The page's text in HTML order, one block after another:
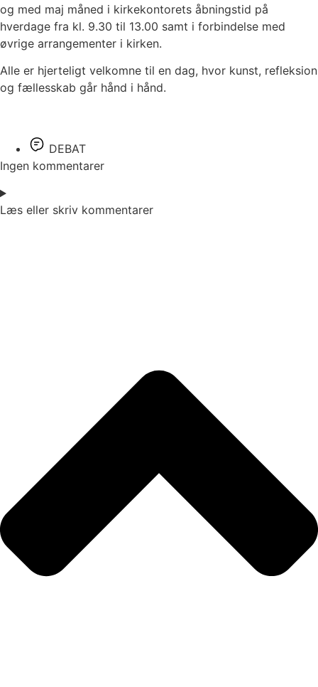
og med maj måned i kirkekontorets åbningstid på
hverdage fra kl. 9.30 til 13.00 samt i forbindelse med
øvrige arrangementer i kirken.
Alle er hjerteligt velkomne til en dag, hvor kunst, refleksion
og fællesskab går hånd i hånd.
DEBAT
Ingen kommentarer
Læs eller skriv kommentarer